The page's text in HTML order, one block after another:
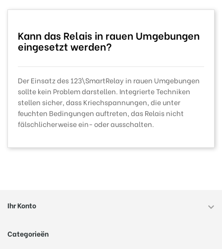
Kann das Relais in rauen Umgebungen
eingesetzt werden?
Der Einsatz des 123\SmartRelay in rauen Umgebungen
sollte kein Problem darstellen. Integrierte Techniken
stellen sicher, dass Kriechspannungen, die unter
feuchten Bedingungen auftreten, das Relais nicht
fälschlicherweise ein- oder ausschalten.
Ihr Konto 
Categorieën